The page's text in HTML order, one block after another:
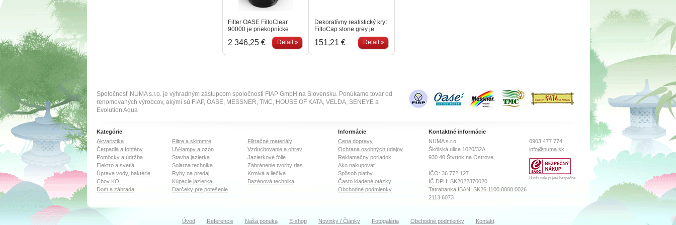
vypláchne nečistoty z filtra.
Filter OASE FiltoClear
90000 je priekopnícke
riešenie pre filtráciu
veľkých záhradných a
kúpacích jazierok. Vďaka
vysokému výkonu,
užívateľskej prívetivosti –
ideálna voľba pre
náročných majiteľov
filtrácia v inovatívnych
penových materiáloch pre
maximálnu…
2 346,25 € Detail »
Dekoratívny realistický kryt
FiltoCap stone grey je
vyrobený zo syntetického
materiálu s efektom šedej
skaly. Je vyrobený z
materiálu odolného voči
Slúži na prekrytie vrchnej
časti tlakových filtrov série
FiltoClear. Kompatibilný s
151,21 € Detail »
Spoločnosť NUMA s.r.o. je výhradným zástupcom spoločnosti FIAP GmbH na Slovensku. Ponúkame tovar od
renomovaných výrobcov, akými sú FIAP, OASE, MESSNER, TMC, HOUSE OF KATA, VELDA, SENEYE a
Evolution Aqua
Kategórie
Akvaristika
Filtre a skimmre
Filtračné materiály
Čerpadlá a fontány
UV-lampy a ozón
Vzduchovanie a ohrev
Pomôcky a údržba
Stavba jazierka
Jazierkové fólie
Elektro a svetlá
Solárna technika
Zabránenie tvorby rias
Úprava vody, baktérie
Ryby na predaj
Krmivá a liečivá
Chov KOI
Kúpacie jazierka
Bazénová technika
Dom a záhrada
Darčeky pre potešenie
Informácie
Cena dopravy
Ochrana osobných údajov
Reklamačný poriadok
Ako nakupovať
Spôsob platby
Často kladené otázky
Obchodné podmienky
Kontaktné informácie
0903 477 774
info@numa.sk
U nás nakupujete bezpečne
NUMA s.r.o.
Škôlská ulica 1020/32A
930 40 Štvrtok na Ostrove
IČO: 36 772 127
IČ DPH: SK2022370020
Tatrabanka IBAN: SK26 1100 0000 0026
2113 6073
Oddiel: Sro, Vložka číslo: 18569/P
Úvod Referencie Naša ponuka E-shop Novinky / Články Fotogaléria Obchodné podmienky Kontakt